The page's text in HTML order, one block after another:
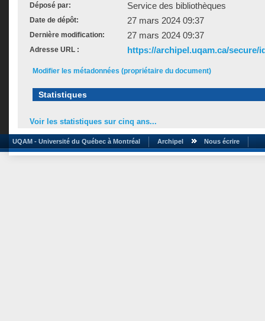
Déposé par: Service des bibliothèques
Date de dépôt: 27 mars 2024 09:37
Dernière modification: 27 mars 2024 09:37
Adresse URL : https://archipel.uqam.ca/secure/
Modifier les métadonnées (propriétaire du document)
Statistiques
Voir les statistiques sur cinq ans...
UQAM - Université du Québec à Montréal Archipel Nous écrire